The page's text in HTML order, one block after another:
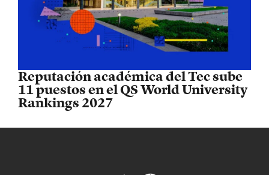
Reputación académica del Tec sube
11 puestos en el QS World University
Rankings 2027